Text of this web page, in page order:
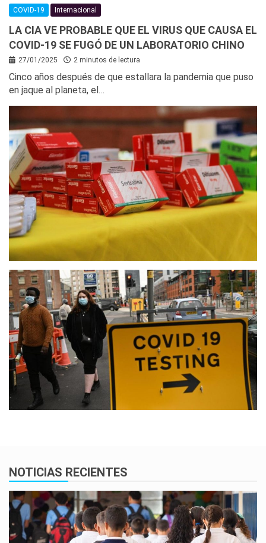
COVID-19 Internacional
LA CIA VE PROBABLE QUE EL VIRUS QUE CAUSA EL
COVID-19 SE FUGÓ DE UN LABORATORIO CHINO
27/01/2025 2 minutos de lectura
Cinco años después de que estallara la pandemia que puso
en jaque al planeta, el…
NOTICIAS RECIENTES